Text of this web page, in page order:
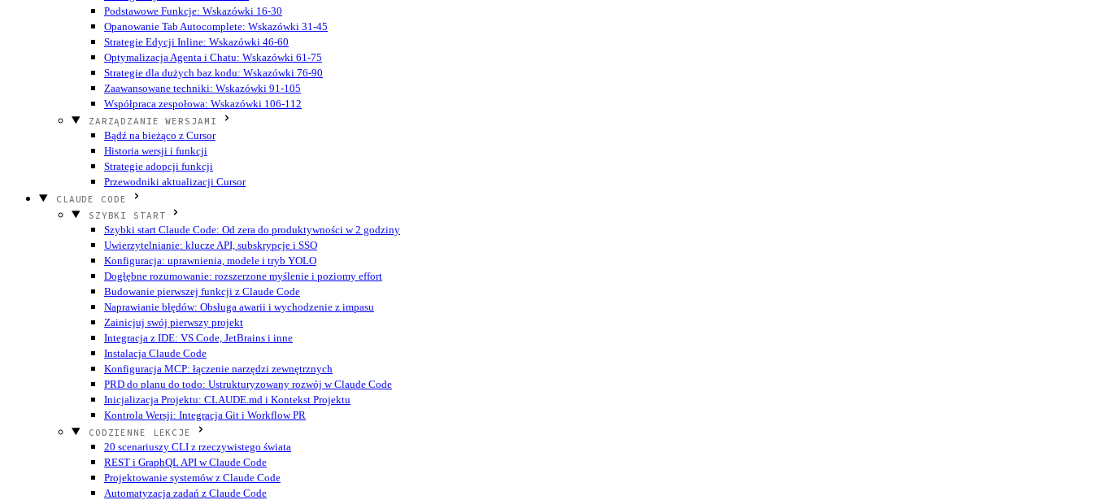
Podstawowe Funkcje: Wskazówki 16-30
Opanowanie Tab Autocomplete: Wskazówki 31-45
Strategie Edycji Inline: Wskazówki 46-60
Optymalizacja Agenta i Chatu: Wskazówki 61-75
Strategie dla dużych baz kodu: Wskazówki 76-90
Zaawansowane techniki: Wskazówki 91-105
Współpraca zespołowa: Wskazówki 106-112
ZARZĄDZANIE WERSJAMI
Bądź na bieżąco z Cursor
Historia wersji i funkcji
Strategie adopcji funkcji
Przewodniki aktualizacji Cursor
CLAUDE CODE
SZYBKI START
Szybki start Claude Code: Od zera do produktywności w 2 godziny
Uwierzytelnianie: klucze API, subskrypcje i SSO
Konfiguracja: uprawnienia, modele i tryb YOLO
Dogłębne rozumowanie: rozszerzone myślenie i poziomy effort
Budowanie pierwszej funkcji z Claude Code
Naprawianie błędów: Obsługa awarii i wychodzenie z impasu
Zainicjuj swój pierwszy projekt
Integracja z IDE: VS Code, JetBrains i inne
Instalacja Claude Code
Konfiguracja MCP: łączenie narzędzi zewnętrznych
PRD do planu do todo: Ustrukturyzowany rozwój w Claude Code
Inicjalizacja Projektu: CLAUDE.md i Kontekst Projektu
Kontrola Wersji: Integracja Git i Workflow PR
CODZIENNE LEKCJE
20 scenariuszy CLI z rzeczywistego świata
REST i GraphQL API w Claude Code
Projektowanie systemów z Claude Code
Automatyzacja zadań z Claude Code